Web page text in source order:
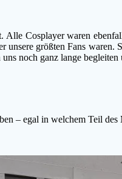
Cosplayer waren
größten Fans
noch ganz lange
– egal in welchem Teil